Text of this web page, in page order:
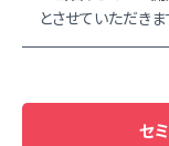
とさせていただきま
セ